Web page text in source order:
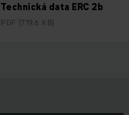
Technická data ERC 2b
PDF (719,6 KB)